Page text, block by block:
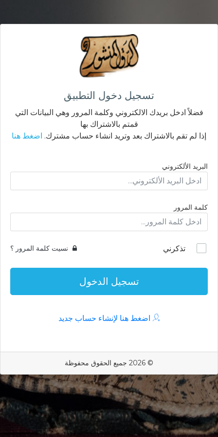
تسجيل دخول التطبيق
فضلاً ادخل بريدك الالكتروني وكلمة المرور وهي البيانات التي
قمتم بالاشتراك بها
إذا لم تقم بالاشتراك بعد وتريد انشاء حساب مشترك. اضغط هنا
البريد الألكتروني
كلمة المرور
تذكرني نسيت كلمة المرور ؟
تسجيل الدخول
اضغط هنا لإنشاء حساب جديد
© 2026 جميع الحقوق محفوظة